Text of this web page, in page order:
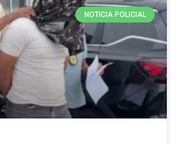
NOTICIA POLICIAL